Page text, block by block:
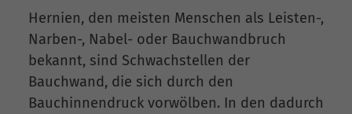
Hernien, den meisten Menschen als Leisten-,
Narben-, Nabel- oder Bauchwandbruch
bekannt, sind Schwachstellen der
Bauchwand, die sich durch den
Bauchinnendruck vorwölben. In den dadurch